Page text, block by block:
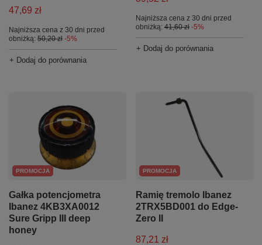
47,69 zł
Najniższa cena z 30 dni przed
obniżką: 50,20 zł -5%
+ Dodaj do porównania
Najniższa cena z 30 dni przed
obniżką: 41,60 zł -5%
+ Dodaj do porównania
PROMOCJA
Gałka potencjometra
Ibanez 4KB3XA0012
Sure Gripp III deep
honey
PROMOCJA
Ramię tremolo Ibanez
2TRX5BD001 do Edge-
Zero II
87,21 zł